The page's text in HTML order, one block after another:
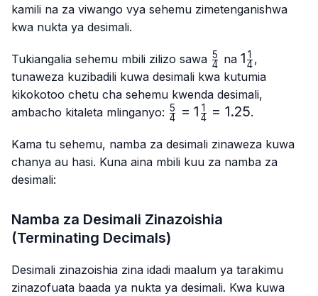
kamili na za viwango vya sehemu zimetenganishwa
kwa nukta ya desimali.
Tukiangalia sehemu mbili zilizo sawa \frac{5}
{4}
4
5 na 1\frac{1}
{4}
14
1 ,
tunaweza kuzibadili kuwa desimali kwa kutumia
kikokotoo chetu cha sehemu kwenda desimali,
ambacho kitaleta mlinganyo: \frac{5}
{4}=1.25
4
5 = 1 4
1 = 1.25.
Kama tu sehemu, namba za desimali zinaweza kuwa
chanya au hasi. Kuna aina mbili kuu za namba za
desimali:
Namba za Desimali Zinazoishia
(Terminating Decimals)
Desimali zinazoishia zina idadi maalum ya tarakimu
zinazofuata baada ya nukta ya desimali. Kwa kuwa